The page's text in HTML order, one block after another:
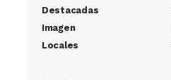
Destacadas
Imagen
Locales